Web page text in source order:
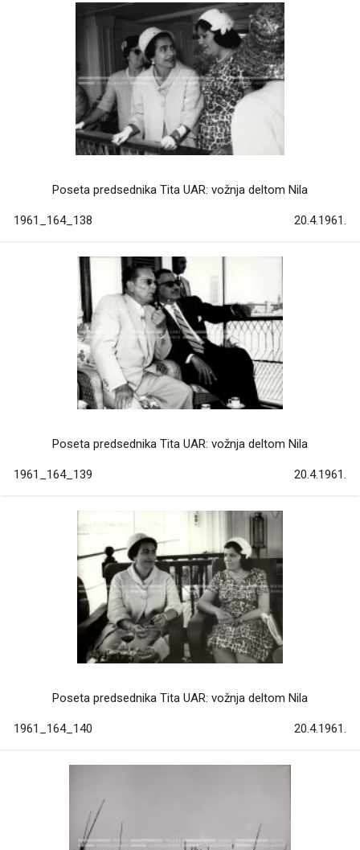
Poseta predsednika Tita UAR: vožnja deltom Nila
1961_164_138 20.4.1961.
Poseta predsednika Tita UAR: vožnja deltom Nila
1961_164_139 20.4.1961.
Poseta predsednika Tita UAR: vožnja deltom Nila
1961_164_140 20.4.1961.